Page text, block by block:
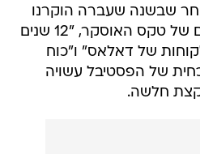
שבשנה שעברה הוקרנו
בטורונטו הזוכים הגדולים של טקס האוסקר, "12 שנים
של דאלאס" ו"כוח
של הפסטיבל עשויה
קצת חלשה.